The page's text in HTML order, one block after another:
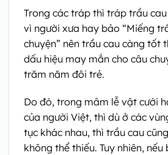
Trong các tráp thì tráp trầu
vì người xưa hay bảo “Miếng
chuyện” nên trầu cau càng tốt
dấu hiệu may mắn cho câu
trăm năm đôi trẻ.
Do đó, trong mâm lễ vật cưới
của người Việt, thì dù ở các
tục khác nhau, thì trầu cau
không thể thiếu. Tuy nhiên,